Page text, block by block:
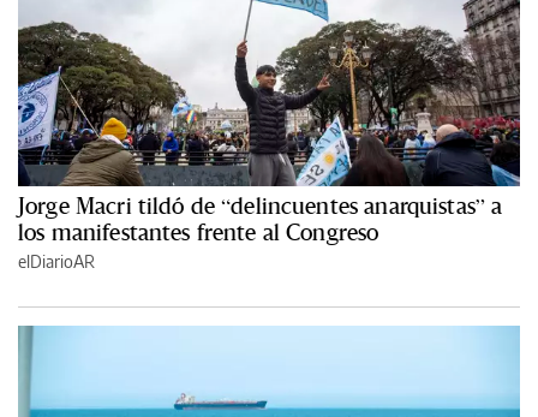
Jorge Macri tildó de “delincuentes anarquistas” a
los manifestantes frente al Congreso
elDiarioAR